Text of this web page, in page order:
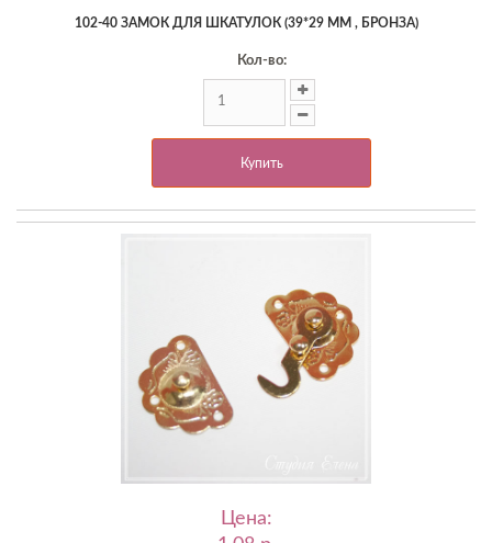
102-40 ЗАМОК ДЛЯ ШКАТУЛОК (39*29 ММ , БРОНЗА)
Кол-во:
Купить
Цена: